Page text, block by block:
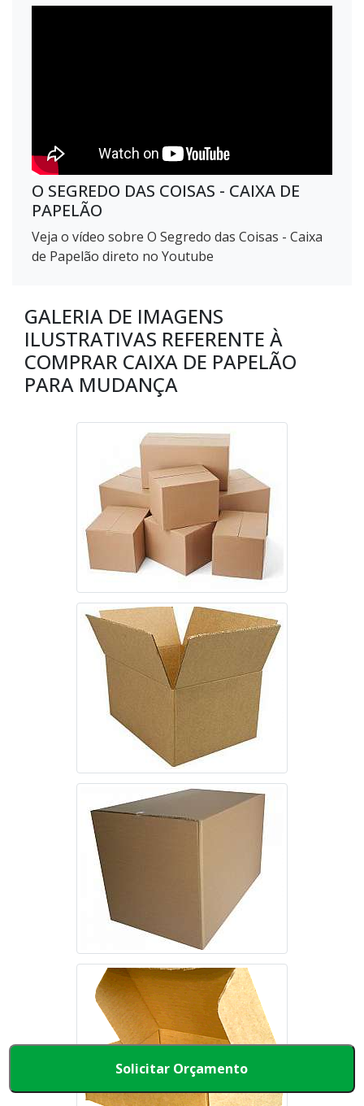
Solicitar Orçamento
O SEGREDO DAS COISAS - CAIXA DE
PAPELÃO
Veja o vídeo sobre O Segredo das Coisas - Caixa
de Papelão direto no Youtube
GALERIA DE IMAGENS
ILUSTRATIVAS REFERENTE À
COMPRAR CAIXA DE PAPELÃO
PARA MUDANÇA